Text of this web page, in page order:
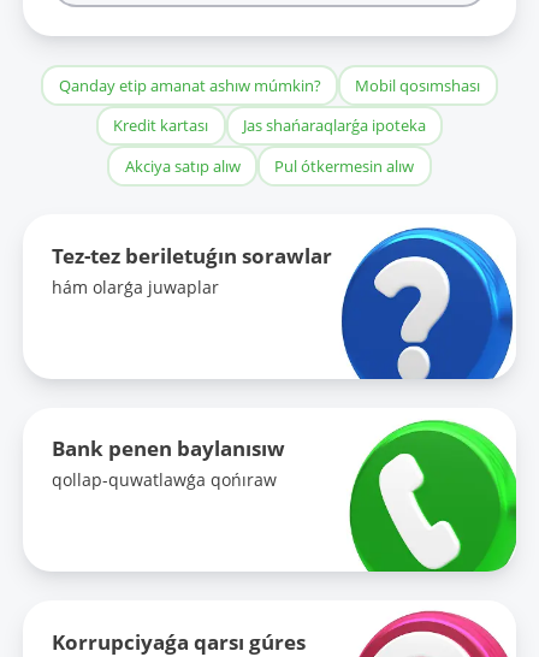
Qanday etip amanat ashıw múmkin?
Mobil qosımshası
Kredit kartası
Jas shańaraqlarǵa ipoteka
Akciya satıp alıw
Pul ótkermesin alıw
Tez-tez beriletuǵın sorawlar
hám olarǵa juwaplar
Bank penen baylanısıw
qollap-quwatlawǵa qońıraw
Korrupciyaǵa qarsı gúres